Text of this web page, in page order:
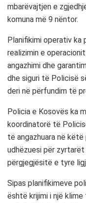
mbarëvajtjen e
komuna më 9 nëntor.
Planifikimi operativ ka
realizimin e
angazhimi dhe
dhe siguri të Policisë
deri në përfundim të
Policia e Kosovës ka
koordinatorë të
të angazhuara në
udhëzuesi për
përgjegjësitë e tyre
Sipas planifikimeve
është krijimi i një